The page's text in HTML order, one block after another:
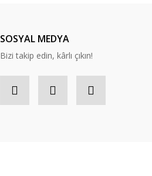
SOSYAL MEDYA
Bizi takip edin, kârlı çıkın!